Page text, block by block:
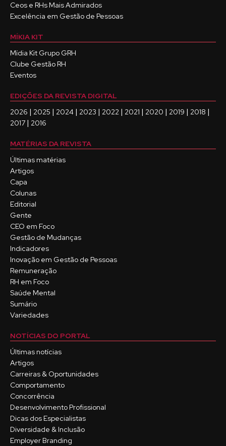
Ceos e RHs Mais Admirados
Excelência em Gestão de Pessoas
MÍKIA KIT
Mídia Kit Grupo GRH
Clube Gestão RH
Eventos
EDIÇÕES DA REVISTA DIGITAL
2026 | 2025 | 2024 | 2023 | 2022 | 2021 | 2020 | 2019 | 2018 |
2017 | 2016
MATÉRIAS DA REVISTA
Últimas matérias
Artigos
Capa
Colunas
Editorial
Gente
CEO em Foco
Gestão de Mudanças
Indicadores
Inovação em Gestão de Pessoas
Remuneração
RH em Foco
Saúde Mental
Sumário
Variedades
NOTÍCIAS DO PORTAL
Últimas notícias
Artigos
Carreiras & Oportunidades
Comportamento
Concorrência
Desenvolvimento Profissional
Dicas dos Especialistas
Diversidade & Inclusão
Employer Branding